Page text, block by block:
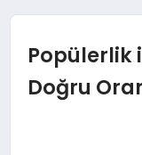
DÜNYA
Popülerlik
Doğru